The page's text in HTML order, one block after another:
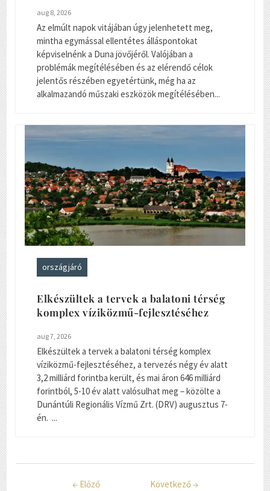
aug 8, 2026
Az elmúlt napok vitájában úgy jelenhetett meg,
mintha egymással ellentétes álláspontokat
képviselnénk a Duna jövőjéről. Valójában a
problémák megítélésében és az elérendő célok
jelentős részében egyetértünk, még ha az
alkalmazandó műszaki eszközök megítélésében...
országjáró
Elkészültek a tervek a balatoni térség
komplex víziközmű-fejlesztéséhez
aug 7, 2026
Elkészültek a tervek a balatoni térség komplex
víziközmű-fejlesztéséhez, a tervezés négy év alatt
3,2 milliárd forintba került, és mai áron 646 milliárd
forintból, 5-10 év alatt valósulhat meg – közölte a
Dunántúli Regionális Vízmű Zrt. (DRV) augusztus 7-
én. ...
← Előző Következő→